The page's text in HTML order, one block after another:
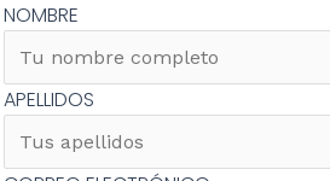
NOMBRE
APELLIDOS